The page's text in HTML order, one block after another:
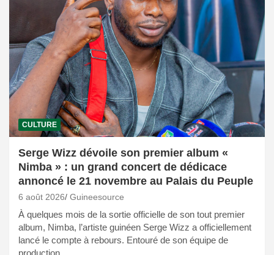
CULTURE
Serge Wizz dévoile son premier album «
Nimba » : un grand concert de dédicace
annoncé le 21 novembre au Palais du Peuple
6 août 2026 Guineesource
À quelques mois de la sortie officielle de son tout premier
album, Nimba, l’artiste guinéen Serge Wizz a officiellement
lancé le compte à rebours. Entouré de son équipe de
production,…